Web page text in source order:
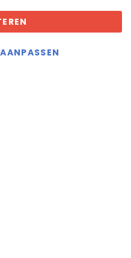
vancookies
NL858402889B01